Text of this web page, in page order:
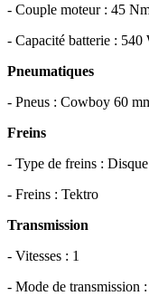
- Couple moteur : 45
- Capacité batterie : 540
Pneumatiques
- Pneus : Cowboy 60
Freins
- Type de freins :
- Freins : Tektro
Transmission
- Vitesses : 1
- Mode de transmission